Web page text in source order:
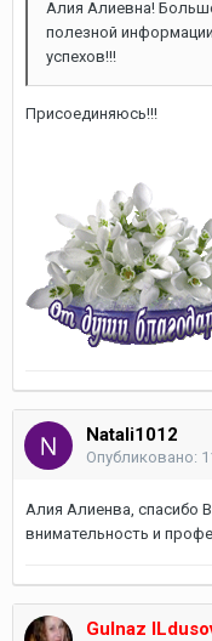
Алия Алиевна!
полезной
успехов!!!
Присоединяюсь!!!
Natali1012
Опубликовано:
Алия Алиенва, спасибо
внимательность и
Gulnaz